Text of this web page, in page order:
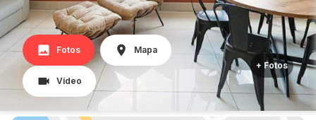
Fotos Mapa
Vídeo
+ Fotos